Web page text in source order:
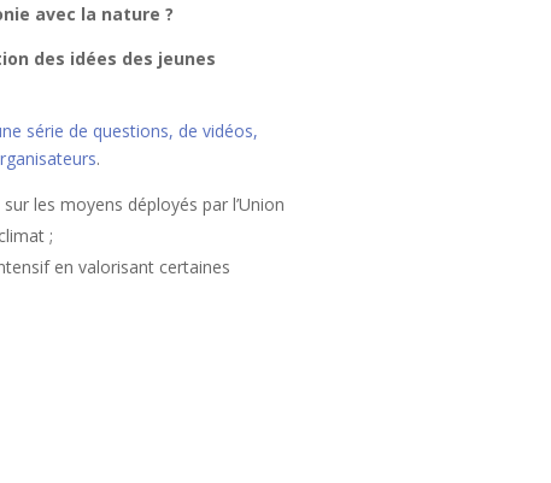
avec la nature ?
des idées des jeunes
série de questions, de vidéos,
.
les moyens déployés par l’Union
;
en valorisant certaines